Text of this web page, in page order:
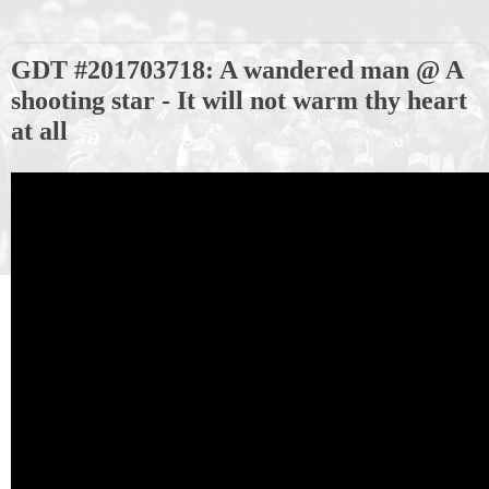
GDT #201703718: A wandered man @ A
shooting star - It will not warm thy heart
at all